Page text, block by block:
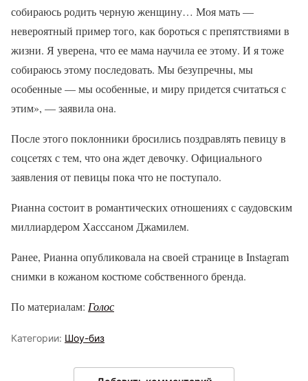
собираюсь родить черную женщину… Моя мать —
невероятный пример того, как бороться с препятствиями в
жизни. Я уверена, что ее мама научила ее этому. И я тоже
собираюсь этому последовать. Мы безупречны, мы
особенные — мы особенные, и миру придется считаться с
этим», — заявила она.
После этого поклонники бросились поздравлять певицу в
соцсетях с тем, что она ждет девочку. Официального
заявления от певицы пока что не поступало.
Рианна состоит в романтических отношениях с саудовским
миллиардером Хасссаном Джамилем.
Ранее, Рианна опубликовала на своей странице в Instagram
снимки в кожаном костюме собственного бренда.
По материалам: Голос
Категории: Шоу-биз